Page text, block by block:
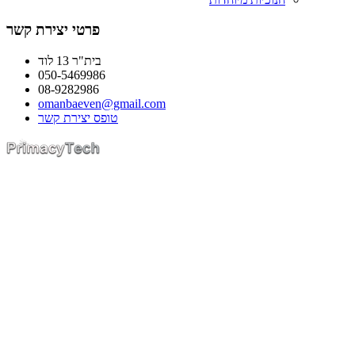
פרטי יצירת קשר
בית"ר 13 לוד
050-5469986
08-9282986
omanbaeven@gmail.com
טופס יצירת קשר